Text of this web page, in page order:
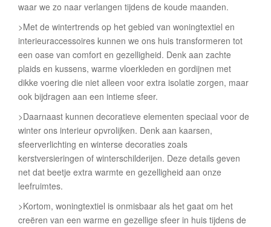
waar we zo naar verlangen tijdens de koude maanden.
>Met de wintertrends op het gebied van woningtextiel en
interieuraccessoires kunnen we ons huis transformeren tot
een oase van comfort en gezelligheid. Denk aan zachte
plaids en kussens, warme vloerkleden en gordijnen met
dikke voering die niet alleen voor extra isolatie zorgen, maar
ook bijdragen aan een intieme sfeer.
>Daarnaast kunnen decoratieve elementen speciaal voor de
winter ons interieur opvrolijken. Denk aan kaarsen,
sfeerverlichting en winterse decoraties zoals
kerstversieringen of winterschilderijen. Deze details geven
net dat beetje extra warmte en gezelligheid aan onze
leefruimtes.
>Kortom, woningtextiel is onmisbaar als het gaat om het
creëren van een warme en gezellige sfeer in huis tijdens de